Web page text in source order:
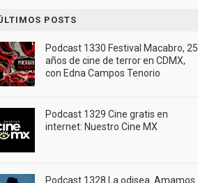
POSTS
Podcast 1330 Festival Macabro, 25
años de cine de terror en CDMX,
con Edna Campos Tenorio
Podcast 1329 Cine gratis en
internet: Nuestro Cine MX
Podcast 1328 La odisea. Amamos